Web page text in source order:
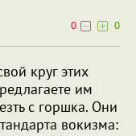
0
0
круг этих
им
с горшка. Они
вокизма: